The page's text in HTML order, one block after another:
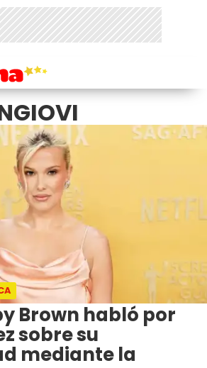
Brown habló por
sobre su
mediante la